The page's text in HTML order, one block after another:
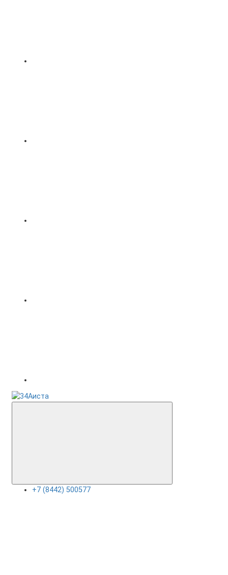
+7 (8442) 500577